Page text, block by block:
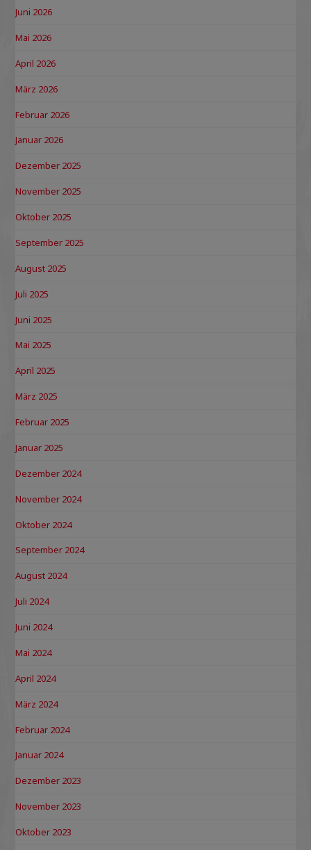
Juni 2026
Mai 2026
April 2026
März 2026
Februar 2026
Januar 2026
Dezember 2025
November 2025
Oktober 2025
September 2025
August 2025
Juli 2025
Juni 2025
Mai 2025
April 2025
März 2025
Februar 2025
Januar 2025
Dezember 2024
November 2024
Oktober 2024
September 2024
August 2024
Juli 2024
Juni 2024
Mai 2024
April 2024
März 2024
Februar 2024
Januar 2024
Dezember 2023
November 2023
Oktober 2023